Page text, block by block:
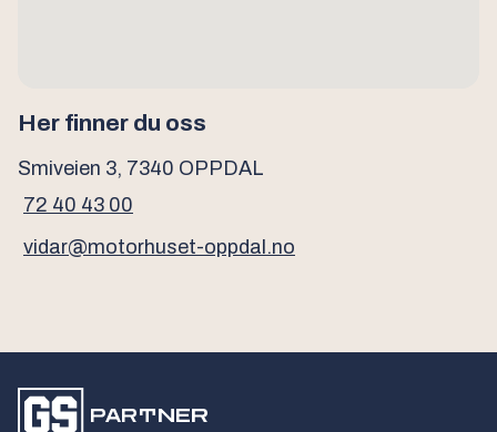
Her finner du oss
Smiveien 3, 7340 OPPDAL
72 40 43 00
vidar@motorhuset-oppdal.no